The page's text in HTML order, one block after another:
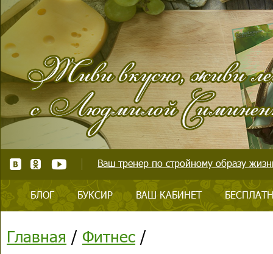
Ваш тренер по стройному образу
БЛОГ БУКСИР ВАШ КАБИНЕТ
Главная / Фитнес /